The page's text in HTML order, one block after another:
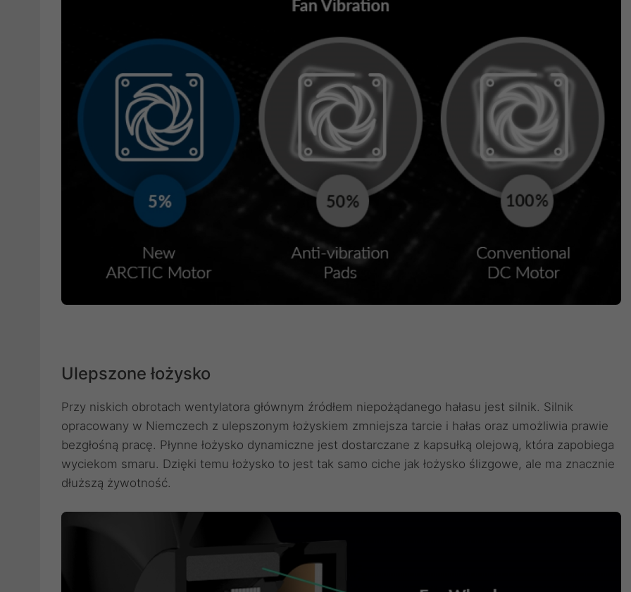
Ulepszone łożysko
Przy niskich obrotach wentylatora głównym źródłem niepożądanego hałasu jest silnik. Silnik
opracowany w Niemczech z ulepszonym łożyskiem zmniejsza tarcie i hałas oraz umożliwia prawie
bezgłośną pracę. Płynne łożysko dynamiczne jest dostarczane z kapsułką olejową, która zapobiega
wyciekom smaru. Dzięki temu łożysko to jest tak samo ciche jak łożysko ślizgowe, ale ma znacznie
dłuższą żywotność.